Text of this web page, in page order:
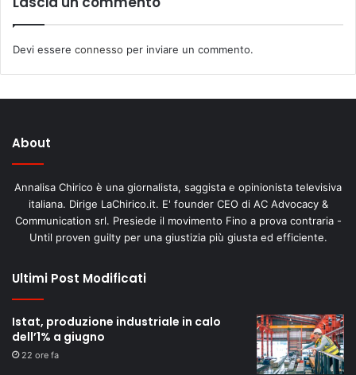
Devi essere connesso per inviare un commento.
About
Annalisa Chirico è una giornalista, saggista e opinionista televisiva
italiana. Dirige LaChirico.it. E' founder CEO di AC Advocacy &
Communication srl. Presiede il movimento Fino a prova contraria -
Until proven guilty per una giustizia più giusta ed efficiente.
Ultimi Post Modificati
Istat, produzione industriale in calo
dell’1% a giugno
22 ore fa